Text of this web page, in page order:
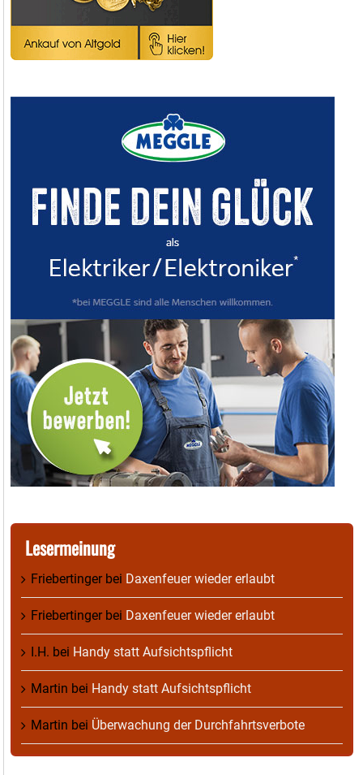
Lesermeinung
Friebertingerbei Daxenfeuer wieder erlaubt
Friebertingerbei Daxenfeuer wieder erlaubt
I.H. bei Handy statt Aufsichtspflicht
Martin bei Handy statt Aufsichtspflicht
Martin bei Überwachung der Durchfahrtsverbote